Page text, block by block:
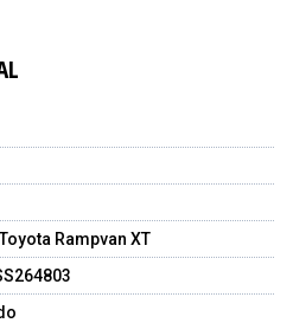
Rampvan XT